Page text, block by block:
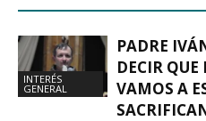
INTERÉS
GENERAL
PADRE
DECIR
VAMOS A